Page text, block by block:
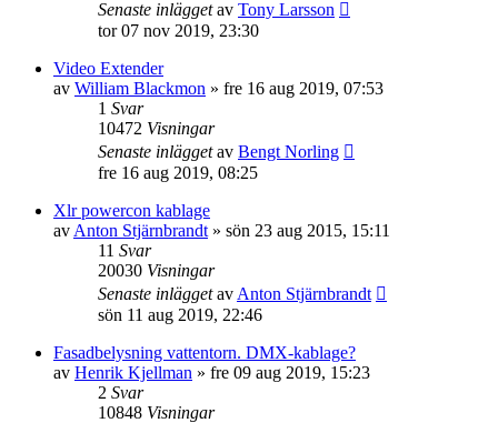
Senaste inläggetav Tony Larsson
tor 07 nov 2019, 23:30
Video Extender
av William Blackmon » fre 16 aug 2019, 07:53
1 Svar
10472 Visningar
Senaste inläggetav Bengt Norling
fre 16 aug 2019, 08:25
Xlr powercon kablage
av Anton Stjärnbrandt » sön 23 aug 2015, 15:11
11 Svar
20030 Visningar
Senaste inläggetav Anton Stjärnbrandt
sön 11 aug 2019, 22:46
Fasadbelysning vattentorn. DMX-kablage?
av Henrik Kjellman » fre 09 aug 2019, 15:23
2 Svar
10848 Visningar